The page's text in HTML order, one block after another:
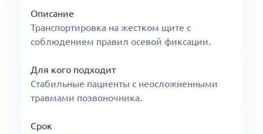
Описание
Транспортировка на жестком щите с
соблюдением правил осевой фиксации.
Для кого подходит
Стабильные пациенты с неосложненными
травмами позвоночника.
Срок